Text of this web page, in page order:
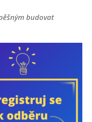
budovat